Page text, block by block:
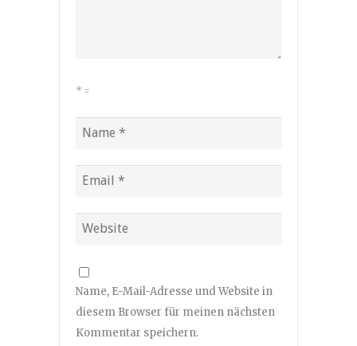
* =
Name, E-Mail-Adresse und Website in
diesem Browser für meinen nächsten
Kommentar speichern.